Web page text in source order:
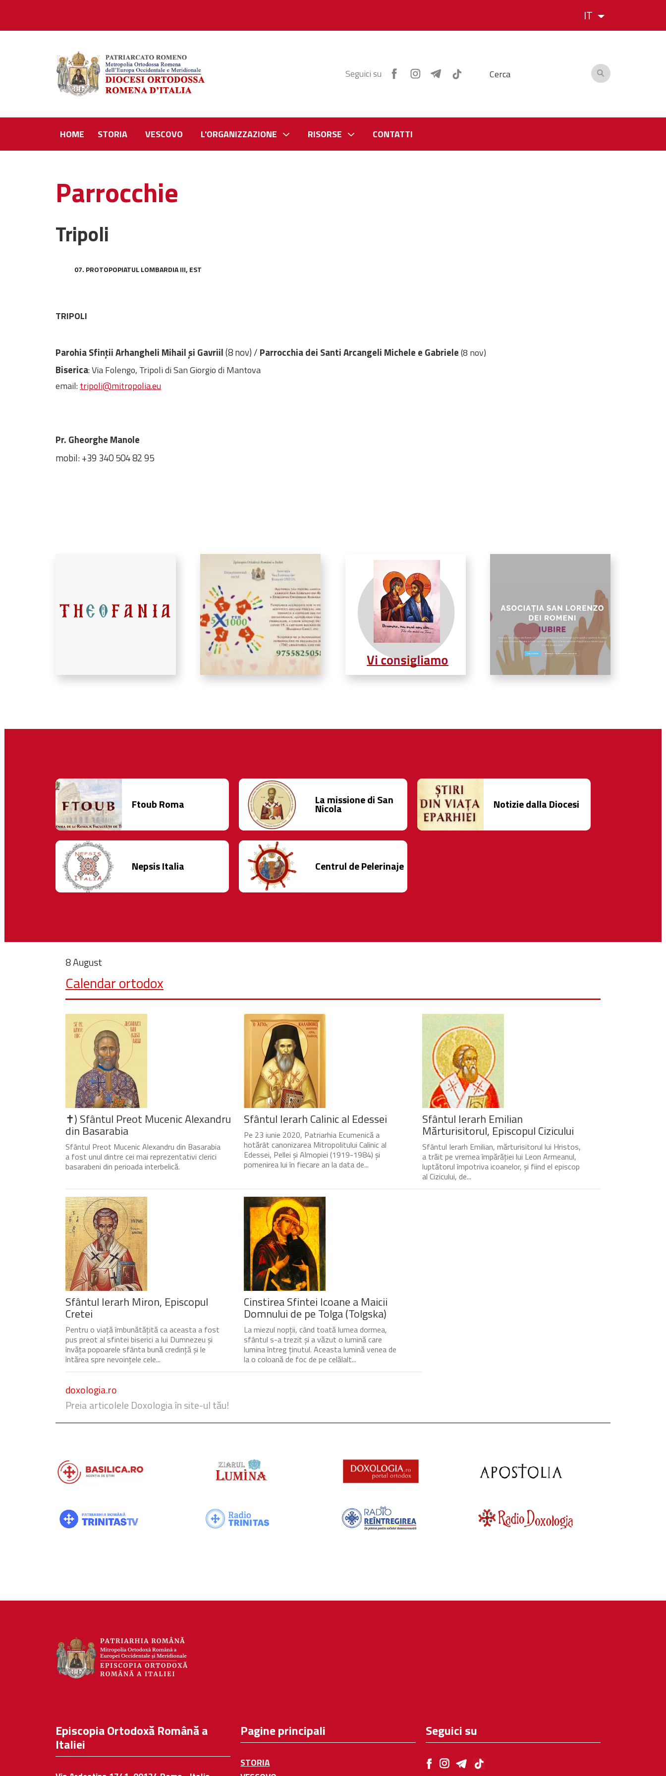
IT
Seguici su Cerca
HOME STORIA VESCOVO L'ORGANIZZAZIONE RISORSE CONTATTI
Parrocchie
Tripoli
07. PROTOPOPIATUL LOMBARDIA III, EST
TRIPOLI
Parohia Sfinții Arhangheli Mihail și Gavriil(8 nov) / Parrocchia dei Santi Arcangeli Michele e Gabriele(8 nov)
Biserica: Via Folengo, Tripoli di San Giorgio di Mantova
email: tripoli@mitropolia.eu
Pr. Gheorghe Manole
mobil: +39 340 504 82 95
Ftoub Roma La missione di San
Nicola Notizie dalla Diocesi
Nepsis Italia Centrul de Pelerinaje
8 August
Calendar ortodox
✝) Sfântul Preot Mucenic Alexandru
din Basarabia
Sfântul Preot Mucenic Alexandru din Basarabia
a fost unul dintre cei mai reprezentativi clerici
basarabeni din perioada interbelică.
Sfântul Ierarh Calinic al Edessei
Pe 23 iunie 2020, Patriarhia Ecumenică a
hotărât canonizarea Mitropolitului Calinic al
Edessei, Pellei și Almopiei (1919-1984) și
pomenirea lui în fiecare an la data de...
Sfântul Ierarh Emilian
Mărturisitorul, Episcopul Cizicului
Sfântul Ierarh Emilian, mărturisitorul lui Hristos,
a trăit pe vremea împărăției lui Leon Armeanul,
luptătorul împotriva icoanelor, și fiind el episcop
al Cizicului, de...
Sfântul Ierarh Miron, Episcopul
Cretei
Pentru o viață îmbunătățită ca aceasta a fost
pus preot al sfintei biserici a lui Dumnezeu și
învăța popoarele sfânta bună credință și le
întărea spre nevoințele cele...
Cinstirea Sfintei Icoane a Maicii
Domnului de pe Tolga (Tolgska)
La miezul nopții, când toată lumea dormea,
sfântul s-a trezit și a văzut o lumină care
lumina întreg ținutul. Aceasta lumină venea de
la o coloană de foc de pe celălalt...
doxologia.ro
Preia articolele Doxologia în site-ul tău!
Episcopia Ortodoxă Română a
Italiei
Pagine principali
STORIA
Seguici su